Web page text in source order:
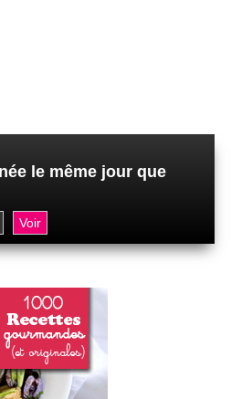
le même jour que